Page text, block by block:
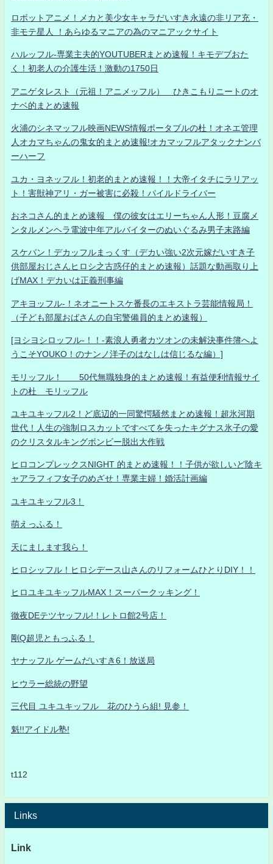
ロボットアニメ！メカと美少女キャラだいすき永遠の非リア充・
非モテ星人 ！あらゆるマニアの為のマニアックサイト
ハルッフル-専業主夫的YOUTUBERまとめ速報！キモデブおた
く！初老人の介護生活！激動の1750日
アニゲタレスト（元祖！アニメッフル） ひきこもりニートのオ
ナベ的まとめ速報
火浦のシネマッフル映画NEWS情報ポータブルの杜！オネエ管理
人オカマちゃんの鬼女的まとめ速報!オカマッフルアタックナンバ
ーハーフ
ユカ・ヨネッフル！初老的まとめ速報！！大帝イタチにラリアッ
ト！害獣神アリ・ガー被害に必殺！パイルドライバー
おネコさん的まとめ速報 僕の彼女はエリーちゃん人形！豆腐メ
ンタルメンヘラ電波中年アルバイターのぬいぐるみ男子末路編
スケバン！デカッフルまっくす（デカい強い2次元嫁だいすき子
供部屋おじさんヒロシ之古惑仔的まとめ速報）話題な動画取り上
げMAX！デカいは正義刑事編
アキヨッフル-！ネオニートスケ番長のエキストラ芸能情報局！
（子ども部屋おばさんの自宅警備員的まとめ速報）
[ヨシヨシロッフル-！！-素浪人勇者カツオンの未解決事件簿へよ
うこそYOUKO！のナンノ洋子のはなしは信じるな編）]
モリッフル！ 50代無職独身的まとめ速報！有益便利情報サイ
トの杜 モリッフル
ユキユキッフル2！ど底辺的一同驚愕騒然まとめ速報！超氷河期
世代！人生の強制ロスカットですべてを失ったキグナス氷子の愛
のクリスタルキングボンビー脱出大作戦
ヒロコンプレックスNIGHT 的まとめ速報！！子供が欲しいど陰キ
ャアラフィフ女子のめざせ！専業主婦！婚活計画編
ユキユキッフル3！
萌えっふる！
天にまします我ら！
ヒロシッフル！ヒロシデース山さんのリフォームひとりDIY！！
ヒロユキユキッフルMAX！スーパークッキング！
徹夜DEテツヤッフル!！レトロ館2号店！
剛Q超児ともっふる！
ヤナッフル ゲームだいすき6！放送局
ヒウラー総統の野望
三代目 ユキユキッフル 花のひうら組! 見参！
魁!!アイドル塾!
t112
Links
Link